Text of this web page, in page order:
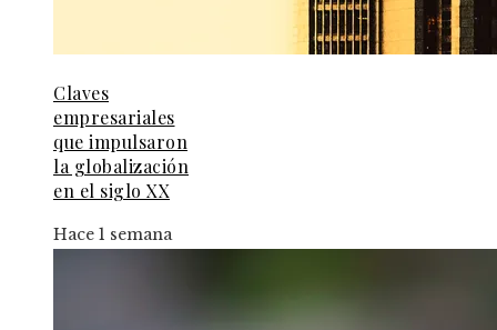
Claves
empresariales
que impulsaron
la globalización
en el siglo XX
Hace 1 semana